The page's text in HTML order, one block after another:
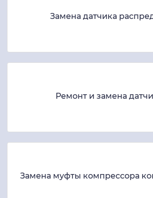
Замена датчика
Ремонт и замена
Замена муфты компрессора